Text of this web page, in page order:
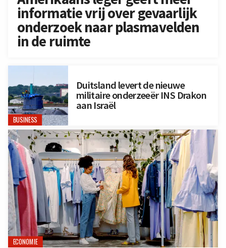
informatie vrij over gevaarlijk
onderzoek naar plasmavelden
in de ruimte
BUSINESS
Duitsland levert de nieuwe
militaire onderzeeër INS Drakon
aan Israël
ECONOMIE